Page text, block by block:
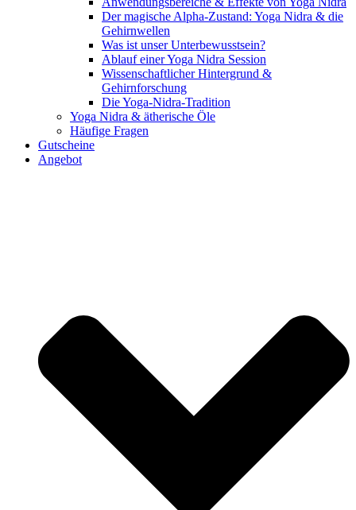
Der magische Alpha-Zustand: Yoga Nidra & die
Gehirnwellen
Was ist unser Unterbewusstsein?
Ablauf einer Yoga Nidra Session
Wissenschaftlicher Hintergrund &
Gehirnforschung
Die Yoga-Nidra-Tradition
Yoga Nidra & ätherische Öle
Häufige Fragen
Gutscheine
Angebot